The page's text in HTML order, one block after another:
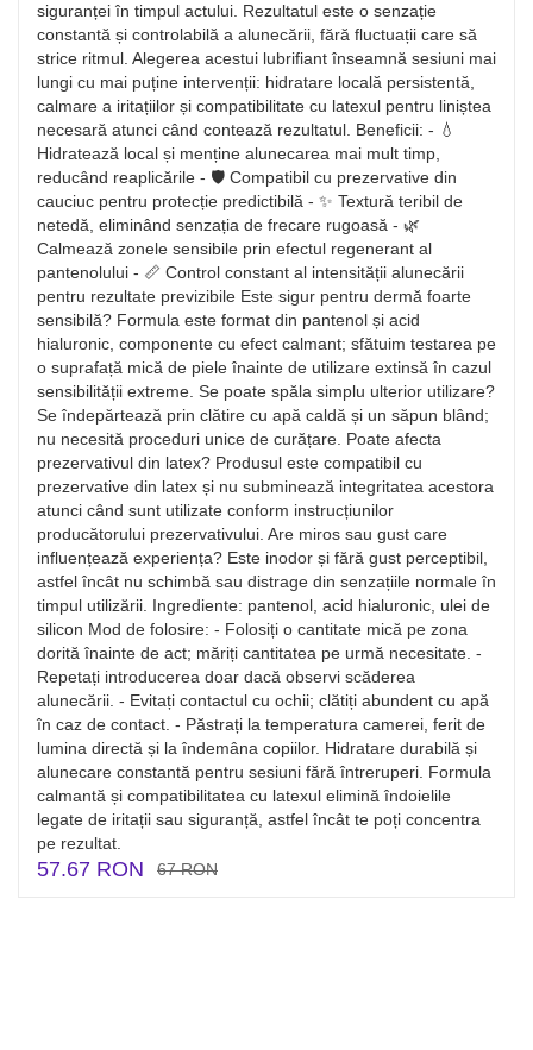
siguranței în timpul actului. Rezultatul este o senzație
constantă și controlabilă a alunecării, fără fluctuații care să
strice ritmul. Alegerea acestui lubrifiant înseamnă sesiuni mai
lungi cu mai puține intervenții: hidratare locală persistentă,
calmare a iritațiilor și compatibilitate cu latexul pentru liniștea
necesară atunci când contează rezultatul. Beneficii: - 💧
Hidratează local și menține alunecarea mai mult timp,
reducând reaplicările - 🛡️ Compatibil cu prezervative din
cauciuc pentru protecție predictibilă - ✨ Textură teribil de
netedă, eliminând senzația de frecare rugoasă - 🌿
Calmează zonele sensibile prin efectul regenerant al
pantenolului - 📏 Control constant al intensității alunecării
pentru rezultate previzibile Este sigur pentru dermă foarte
sensibilă? Formula este format din pantenol și acid
hialuronic, componente cu efect calmant; sfătuim testarea pe
o suprafață mică de piele înainte de utilizare extinsă în cazul
sensibilității extreme. Se poate spăla simplu ulterior utilizare?
Se îndepărtează prin clătire cu apă caldă și un săpun blând;
nu necesită proceduri unice de curățare. Poate afecta
prezervativul din latex? Produsul este compatibil cu
prezervative din latex și nu subminează integritatea acestora
atunci când sunt utilizate conform instrucțiunilor
producătorului prezervativului. Are miros sau gust care
influențează experiența? Este inodor și fără gust perceptibil,
astfel încât nu schimbă sau distrage din senzațiile normale în
timpul utilizării. Ingrediente: pantenol, acid hialuronic, ulei de
silicon Mod de folosire: - Folosiți o cantitate mică pe zona
dorită înainte de act; măriți cantitatea pe urmă necesitate. -
Repetați introducerea doar dacă observi scăderea
alunecării. - Evitați contactul cu ochii; clătiți abundent cu apă
în caz de contact. - Păstrați la temperatura camerei, ferit de
lumina directă și la îndemâna copiilor. Hidratare durabilă și
alunecare constantă pentru sesiuni fără întreruperi. Formula
calmantă și compatibilitatea cu latexul elimină îndoielile
legate de iritații sau siguranță, astfel încât te poți concentra
pe rezultat.
57.67 RON 67 RON